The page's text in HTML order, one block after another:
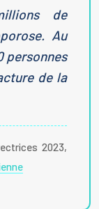
de
Au
personnes
de la
2023,